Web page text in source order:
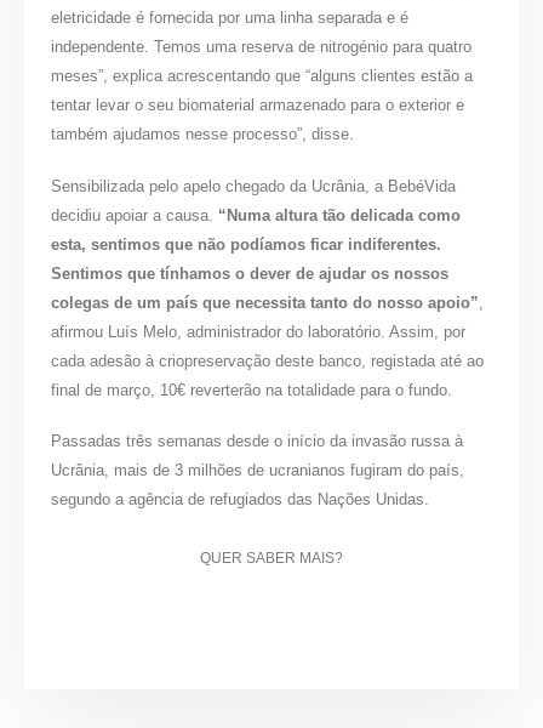
eletricidade é fornecida por uma linha separada e é
independente. Temos uma reserva de nitrogénio para quatro
meses”, explica acrescentando que “alguns clientes estão a
tentar levar o seu biomaterial armazenado para o exterior e
também ajudamos nesse processo”, disse.
Sensibilizada pelo apelo chegado da Ucrânia, a BebéVida
decidiu apoiar a causa. “Numa altura tão delicada como
esta, sentimos que não podíamos ficar indiferentes.
Sentimos que tínhamos o dever de ajudar os nossos
colegas de um país que necessita tanto do nosso apoio”
afirmou Luís Melo, administrador do laboratório. Assim, por
cada adesão à criopreservação deste banco, registada até ao
final de março, 10€ reverterão na totalidade para o fundo.
Passadas três semanas desde o início da invasão russa à
Ucrânia, mais de 3 milhões de ucranianos fugiram do país,
segundo a agência de refugiados das Nações Unidas.
QUER SABER MAIS?